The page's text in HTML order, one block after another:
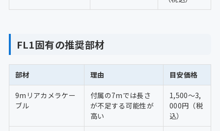
FL1固有の推奨部材
部材 理由 目安価格
9mリアカメラケー
ブル
付属の7mでは長さ
が不足する可能性が
高い
1,500〜3,
000円（税
込）